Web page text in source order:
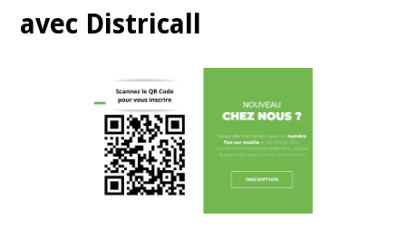
avec Districall